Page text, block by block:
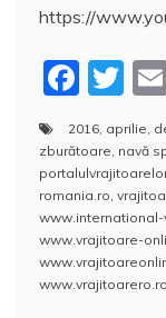
https://
F
a
c
e
b
o
o
T
w
itt
er
2016, aprilie,
zburătoare, navă
romania.ro,
www.vrajitoare-
www.vrajitoarero.ro